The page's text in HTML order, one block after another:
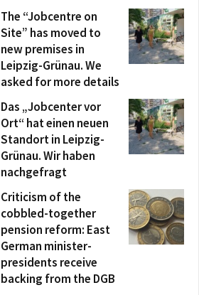
The “Jobcentre on
Site” has moved to
new premises in
Leipzig-Grünau. We
asked for more details
Das „Jobcenter vor
Ort“ hat einen neuen
Standort in Leipzig-
Grünau. Wir haben
nachgefragt
Criticism of the
cobbled-together
pension reform: East
German minister-
presidents receive
backing from the DGB